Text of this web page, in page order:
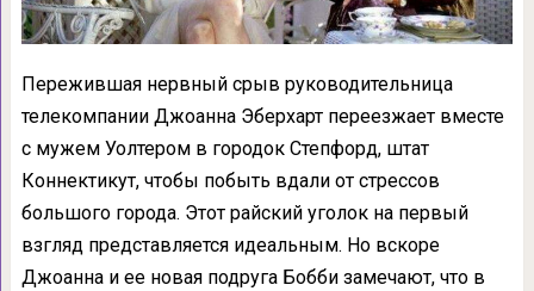
Пережившая нервный срыв руководительница
телекомпании Джоанна Эберхарт переезжает вместе
с мужем Уолтером в городок Степфорд, штат
Коннектикут, чтобы побыть вдали от стрессов
большого города. Этот райский уголок на первый
взгляд представляется идеальным. Но вскоре
Джоанна и ее новая подруга Бобби замечают, что в